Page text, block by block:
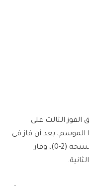
الفوز الثالث على
الموسم، بعد أن فاز في
الجولة الأولى على حساب ولفرهامبتون بنتيجة (2-0)، وفاز